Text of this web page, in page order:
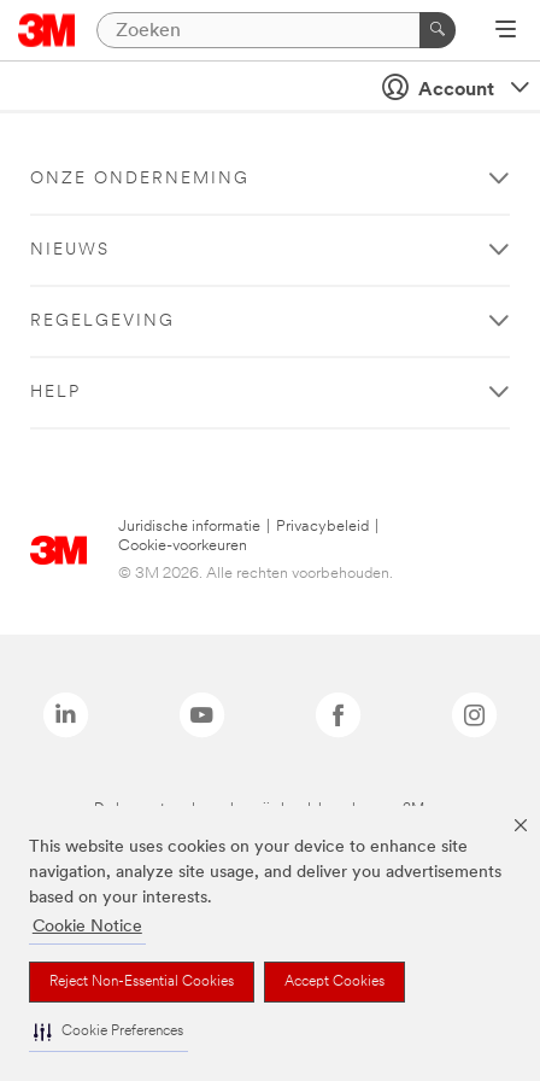
This website uses cookies on your device to enhance site
navigation, analyze site usage, and deliver you advertisements
based on your interests.
Cookie Notice
Reject Non-Essential Cookies Accept Cookies
Cookie Preferences
Account
ONZE ONDERNEMING
NIEUWS
REGELGEVING
HELP
Juridische informatie Privacybeleid
Cookie-voorkeuren
© 3M 2026. Alle rechten voorbehouden.
De bovenstaande merken zijn handelsmerken van 3M.we